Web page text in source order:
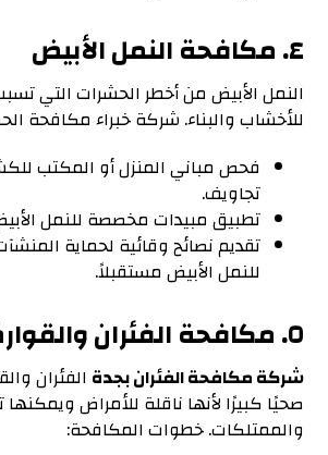
٤. مكافحة النمل الأبيض
النمل الأبيض من أخطر الحشرات التي
للأخشاب والبناء. شركة خبراء مكافحة
فحص مباني المنزل أو المكتب
تجاويف.
تطبيق مبيدات مخصصة للنمل
تقديم نصائح وقائية لحماية
للنمل الأبيض مستقبلاً.
٥. مكافحة الفئران والقوارض
شركة مكافحة الفئران بجدة الفئران
صحيًا كبيرًا لأنها ناقلة للأمراض
والممتلكات. خطوات المكافحة: